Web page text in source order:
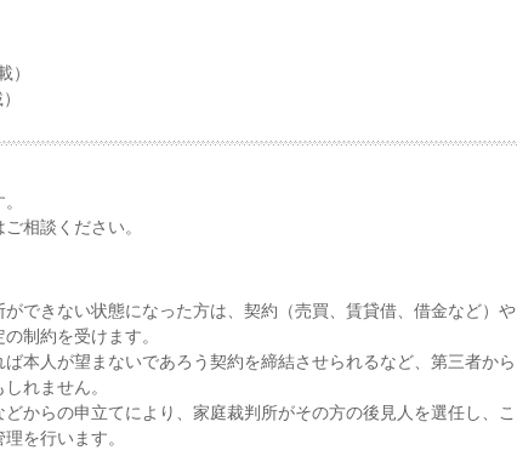
相談ください。
できない状態になった方は、契約（売買、賃貸借、借金など）や
制約を受けます。
本人が望まないであろう契約を締結させられるなど、第三者から
れません。
からの申立てにより、家庭裁判所がその方の後見人を選任し、こ
を行います。